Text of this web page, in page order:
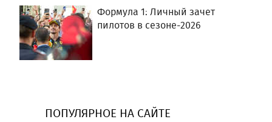
Формула 1: Личный зачет
пилотов в сезоне-2026
ПОПУЛЯРНОЕ НА САЙТЕ